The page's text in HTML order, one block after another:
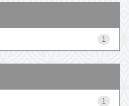
1
1